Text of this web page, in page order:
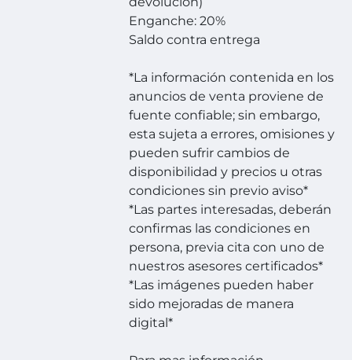
Enganche: 20%
Saldo contra entrega
*La información contenida en los
anuncios de venta proviene de
fuente confiable; sin embargo,
esta sujeta a errores, omisiones y
pueden sufrir cambios de
disponibilidad y precios u otras
condiciones sin previo aviso*
*Las partes interesadas, deberán
confirmas las condiciones en
persona, previa cita con uno de
nuestros asesores certificados*
*Las imágenes pueden haber
sido mejoradas de manera
digital*